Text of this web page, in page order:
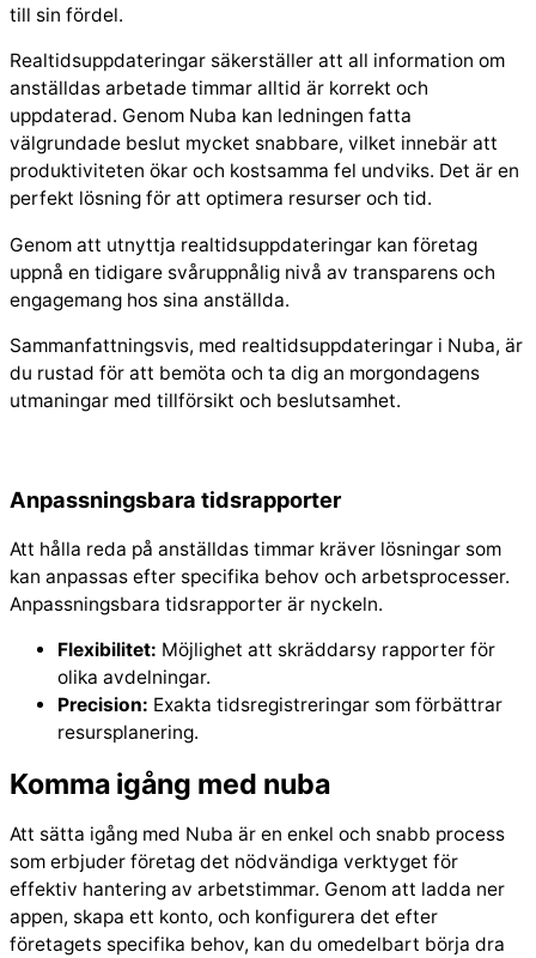
till sin fördel.
Realtidsuppdateringar säkerställer att all information om
anställdas arbetade timmar alltid är korrekt och
uppdaterad. Genom Nuba kan ledningen fatta
välgrundade beslut mycket snabbare, vilket innebär att
produktiviteten ökar och kostsamma fel undviks. Det är en
perfekt lösning för att optimera resurser och tid.
Genom att utnyttja realtidsuppdateringar kan företag
uppnå en tidigare svåruppnålig nivå av transparens och
engagemang hos sina anställda.
Sammanfattningsvis, med realtidsuppdateringar i Nuba, är
du rustad för att bemöta och ta dig an morgondagens
utmaningar med tillförsikt och beslutsamhet.
Anpassningsbara tidsrapporter
Att hålla reda på anställdas timmar kräver lösningar som
kan anpassas efter specifika behov och arbetsprocesser.
Anpassningsbara tidsrapporter är nyckeln.
Flexibilitet: Möjlighet att skräddarsy rapporter för
olika avdelningar.
Precision: Exakta tidsregistreringar som förbättrar
resursplanering.
Komma igång med nuba
Att sätta igång med Nuba är en enkel och snabb process
som erbjuder företag det nödvändiga verktyget för
effektiv hantering av arbetstimmar. Genom att ladda ner
appen, skapa ett konto, och konfigurera det efter
företagets specifika behov, kan du omedelbart börja dra